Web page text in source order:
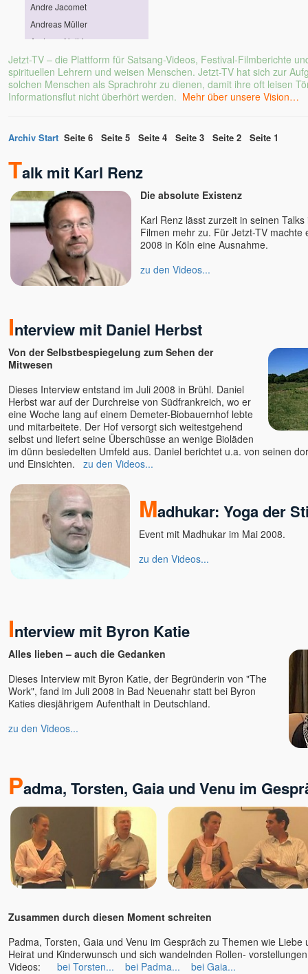
Andre Jacomet
Andreas Müller
Andreas Nothing
Andreas Pröhl
Andreas Stötter
ANdy
Annette Kaiser
Anushree
Arjuna
Arne Eckert
Artur
Astamaya
Avinash u. Gyandeva
Bernie Prior
geistreich
Braum, Slyvia & Franz,
Krone
Bruno Würtenberger - Free
Spirit TV
Byron Katie
Canela Michelle Meyers
Cara Barbi Lienert
Caro Fischer
Cesar Teruel
Chandrika
Charles Kunow
Christian Meyer
Christian Salvesen
Dalai Lama
Dana Raimann
Daniel Herbst
Daniel Odier
Daniel Rüger
Daniel Stötter
Deva Satpriya
Devasetu - ORKASIS-
Meditation
Devi
Dhyan Mikael
Dirk Hessel
Dittmar Kruse
Edgar OWK Hofer
Egobuster Verena Fleißner
Jetzt-TV – die Plattform für Satsang-Videos, Festival-Filmberichte
spirituellen Lehrern und weisen Menschen. Jetzt-TV hat sich zur
solchen Menschen als Sprachrohr zu dienen, damit ihre oft leisen
Informationsflut nicht überhört werden. Mehr über unsere Vision…
Archiv Start Seite 6 Seite 5 Seite 4 Seite 3 Seite 2 Seite 1
Talk mit Karl Renz
Die absolute Existenz
Karl Renz lässt zurzeit in seinen
Filmen mehr zu. Für Jetzt-TV machte
2008 in Köln eine Ausnahme.
zu den Videos...
Interview mit Daniel Herbst
Von der Selbstbespiegelung zum Sehen der
Mitwesen
Dieses Interview entstand im Juli 2008 in Brühl. Daniel
Herbst war auf der Durchreise von Südfrankreich, wo er
eine Woche lang auf einem Demeter-Biobauernhof lebte
und mitarbeitete. Der Hof versorgt sich weitestgehend
selbst und liefert seine Überschüsse an wenige Bioläden
im dünn besiedelten Umfeld aus. Daniel berichtet u.a. von seinen
und Einsichten. zu den Videos...
Madhukar: Yoga der
Event mit Madhukar im Mai 2008.
zu den Videos...
Interview mit Byron Katie
Alles lieben – auch die Gedanken
Dieses Interview mit Byron Katie, der Begründerin von "The
Work", fand im Juli 2008 in Bad Neuenahr statt bei Byron
Katies diesjährigem Aufenthalt in Deutschland.
zu den Videos...
Padma, Torsten, Gaia und Venu im
Zusammen durch diesen Moment schreiten
Padma, Torsten, Gaia und Venu im Gespräch zu Themen wie Liebe
Heirat und Kinderwunsch und sich wandelnden Rollen-
Videos: bei Torsten... bei Padma... bei Gaia...